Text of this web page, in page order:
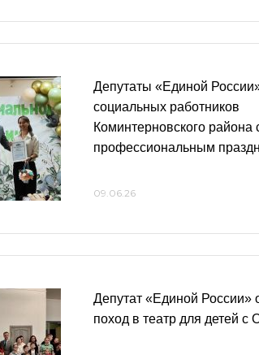
Депутаты «Единой
социальных работников
Коминтерновского района
профессиональным
09.06.26
Депутат «Единой России»
поход в театр для детей с